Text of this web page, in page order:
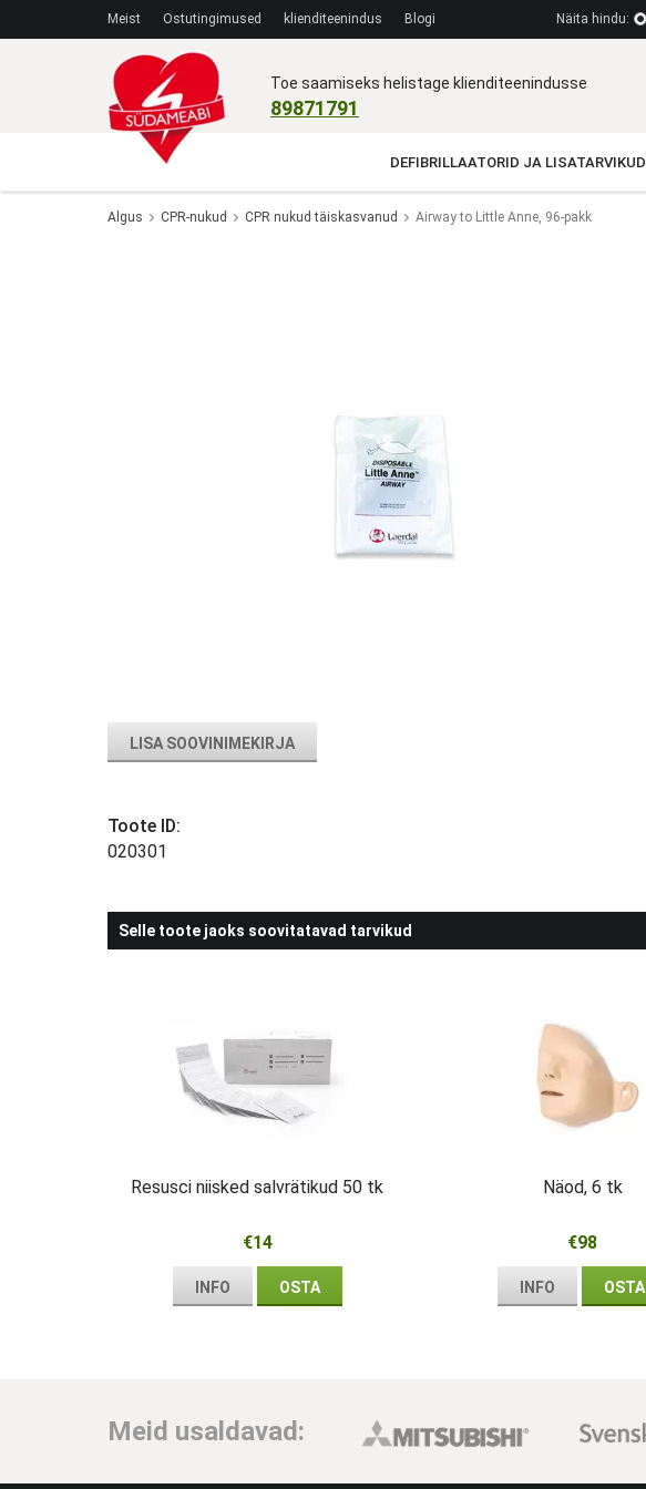
Meist Ostutingimused klienditeenindus Blogi Näita hindu:
Toe saamiseks helistage klienditeenindusse
89871791
DEFIBRILLAATORID JA LISATARVIKUD
Algus CPR-nukud CPR nukud täiskasvanud Airway to Little Anne, 96-pakk
LISA SOOVINIMEKIRJA
Toote ID:
020301
Selle toote jaoks soovitatavad tarvikud
Resusci niisked salvrätikud 50 tk
€14
INFO OSTA
Näod, 6 tk
€98
INFO OSTA
Meid usaldavad: